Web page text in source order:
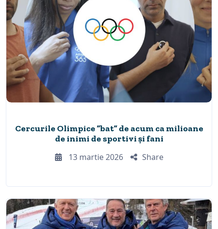
Cercurile Olimpice ”bat” de acum ca milioane
de inimi de sportivi și fani
13 martie 2026
Share